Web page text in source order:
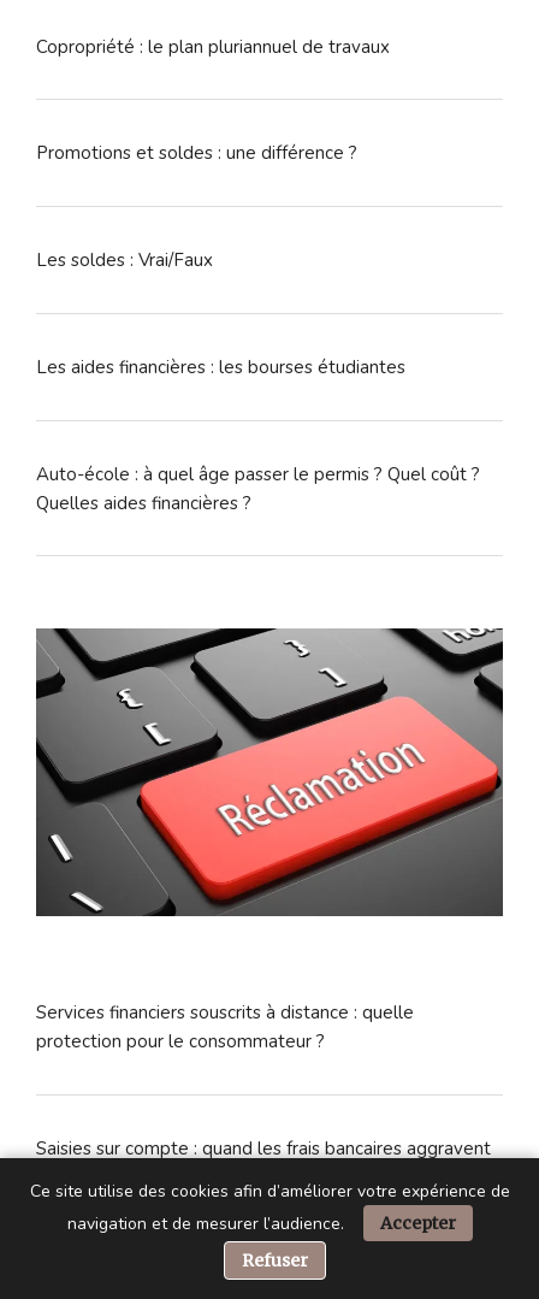
Copropriété : le plan pluriannuel de travaux
Promotions et soldes : une différence ?
Les soldes : Vrai/Faux
Les aides financières : les bourses étudiantes
Auto-école : à quel âge passer le permis ? Quel coût ?
Quelles aides financières ?
Services financiers souscrits à distance : quelle
protection pour le consommateur ?
Saisies sur compte : quand les frais bancaires aggravent
Dès la rentrée scolaire de septembre, l’éducation
Ce site utilise des cookies afin d’améliorer votre expérience de
navigation et de mesurer l’audience.
Accepter
Refuser